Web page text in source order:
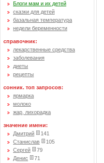
Блоги мам и их детей
сказки для детей
базальная температура
недели беременности
справочник:
лекарственные средства
заболевания
диеты
рецепты
сонник. топ запросов:
ярмарка
молоко
жар, лихорадка
значение имени:
Дмитрий
141
Станислав
105
Сергей
79
Денис
71